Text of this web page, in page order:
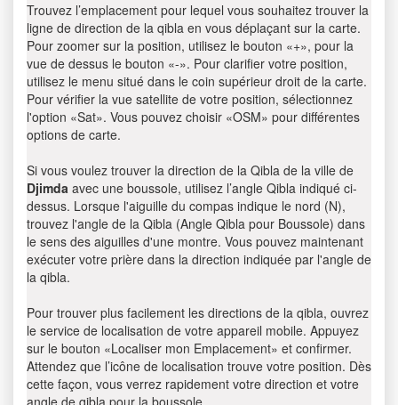
Trouvez l’emplacement pour lequel vous souhaitez trouver la
ligne de direction de la qibla en vous déplaçant sur la carte.
Pour zoomer sur la position, utilisez le bouton «+», pour la
vue de dessus le bouton «-». Pour clarifier votre position,
utilisez le menu situé dans le coin supérieur droit de la carte.
Pour vérifier la vue satellite de votre position, sélectionnez
l'option «Sat». Vous pouvez choisir «OSM» pour différentes
options de carte.
Si vous voulez trouver la direction de la Qibla de la ville de
Djimda avec une boussole, utilisez l’angle Qibla indiqué ci-
dessus. Lorsque l'aiguille du compas indique le nord (N),
trouvez l'angle de la Qibla (Angle Qibla pour Boussole) dans
le sens des aiguilles d'une montre. Vous pouvez maintenant
exécuter votre prière dans la direction indiquée par l'angle de
la qibla.
Pour trouver plus facilement les directions de la qibla, ouvrez
le service de localisation de votre appareil mobile. Appuyez
sur le bouton «Localiser mon Emplacement» et confirmer.
Attendez que l’icône de localisation trouve votre position. Dès
cette façon, vous verrez rapidement votre direction et votre
angle de qibla pour la boussole.